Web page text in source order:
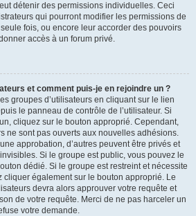
détenir des permissions individuelles. Ceci
qui pourront modifier les permissions de
fois, ou encore leur accorder des pouvoirs
accès à un forum privé.
et comment puis-je en rejoindre un ?
groupes d’utilisateurs en cliquant sur le lien
le panneau de contrôle de l’utilisateur. Si
cliquez sur le bouton approprié. Cependant,
ne sont pas ouverts aux nouvelles adhésions.
approbation, d’autres peuvent être privés et
Si le groupe est public, vous pouvez le
dédié. Si le groupe est restreint et nécessite
cliquer également sur le bouton approprié. Le
devra alors approuver votre requête et
de votre requête. Merci de ne pas harceler un
votre demande.